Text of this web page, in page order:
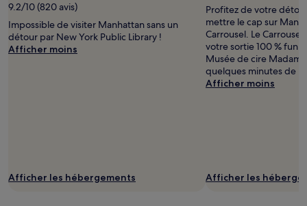
9.2/10 (820 avis)
Impossible de visiter Manhattan sans un
détour par New York Public Library !
Afficher moins
Afficher les hébergements
Profitez de votre
mettre le cap sur
Carrousel. Le Carrousel
votre sortie 100 % fun
Musée de cire
quelques minutes de
Afficher moins
Afficher les